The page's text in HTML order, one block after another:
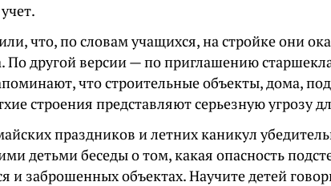
что, по словам учащихся, на стройке они
По другой версии — по приглашению
что строительные объекты, дома,
строения представляют серьезную угрозу
праздников и летних каникул
детьми беседы о том, какая опасность
и заброшенных объектах. Научите детей